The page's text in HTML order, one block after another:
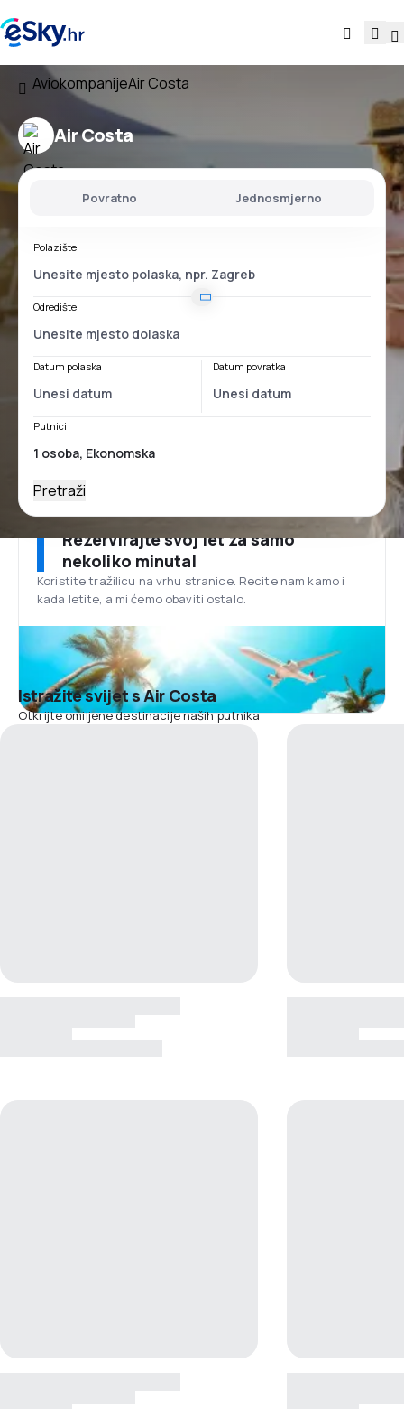
AviokompanijeAir Costa
Air Costa
Povratno Jednosmjerno
Polazište
Odredište
Datum polaska Datum povratka
Putnici
Pretraži
Rezervirajte svoj let za samo
nekoliko minuta!
Koristite tražilicu na vrhu stranice. Recite nam kamo i
kada letite, a mi ćemo obaviti ostalo.
Istražite svijet s Air Costa
Otkrijte omiljene destinacije naših putnika